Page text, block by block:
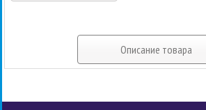
Описание товара